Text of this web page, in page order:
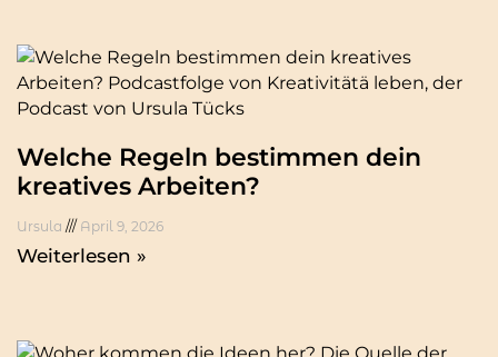
Welche Regeln bestimmen dein
kreatives Arbeiten?
Ursula April 9, 2026
Weiterlesen »